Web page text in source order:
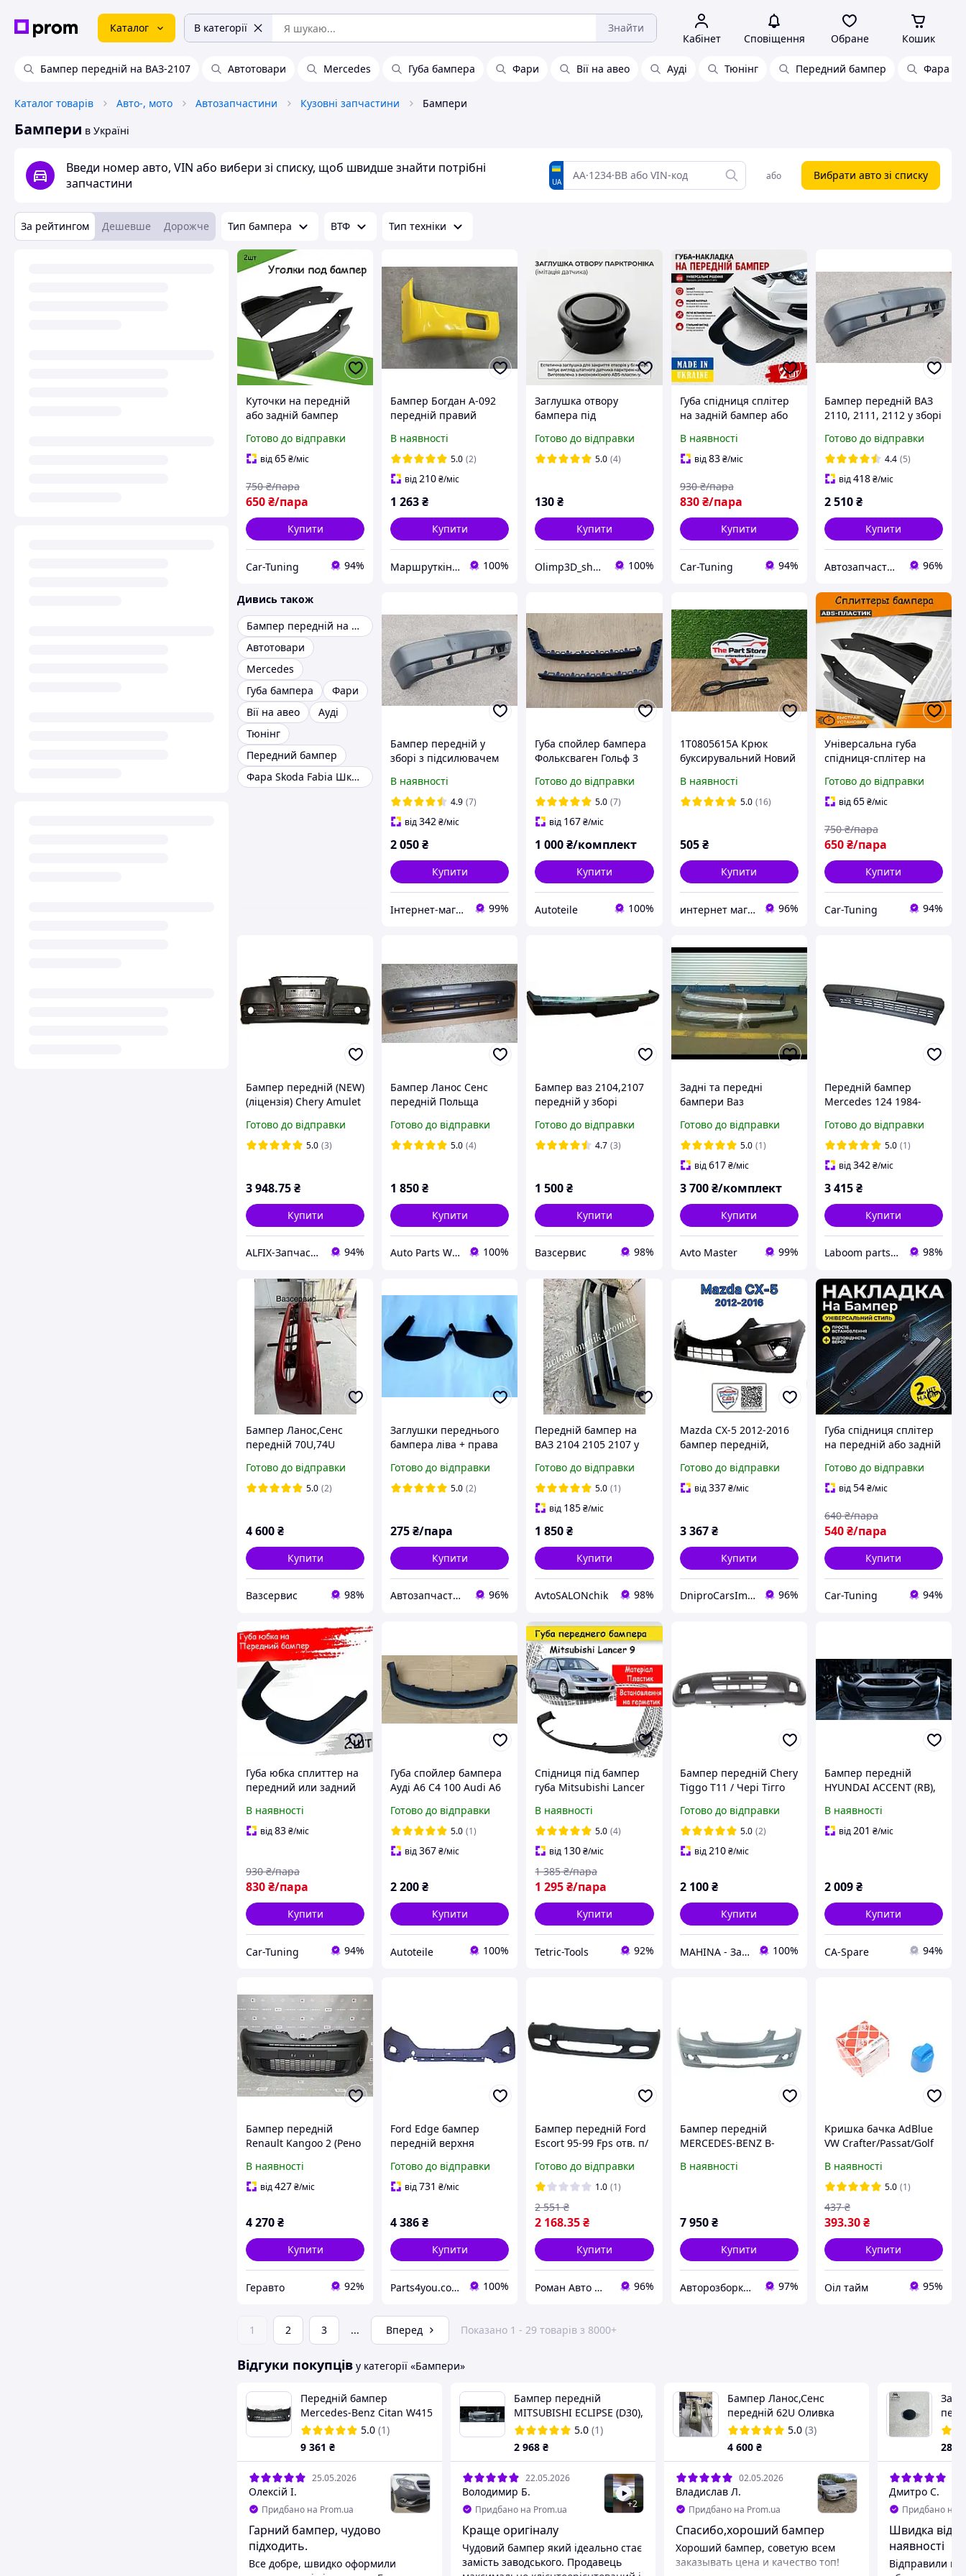
Каталог В категорії Знайти
Кабінет Сповіщення Обране Кошик
Бампер передній на ВАЗ-2107 Автотовари Mercedes Губа бампера Фари Вії на авео Ауді Тюнінг Передний бампер Фара
Каталог товарів Авто-, мото Автозапчастини Кузовні запчастини Бампери
Бампери в Україні
Введи номер авто, VIN або вибери зі списку, щоб швидше знайти потрібні
запчастини
UA або Вибрати авто зі списку
За рейтингом Дешевше Дорожче Тип бампера ВТФ Тип техніки
Куточки на передній
або задній бампер
на його кути, Чорний 2
шт ABS-пластик
Готово до відправки
від65₴/міс
650₴/пара
750 ₴/пара
Купити
Car-Tuning 94%
Бампер Богдан А-092
передній правий
В наявності
5.0 (2)
від210₴/міс
1 263₴
Купити
Маршруткін Дім 100%
Заглушка отвору
бампера під
датчика), чорна
Готово до відправки
5.0 (4)
130₴
Купити
Olimp3D_shop 100%
Губа спідниця сплітер
на задній бампер або
склопластик
В наявності
від83 ₴/міс
830 ₴/пара
930 ₴/пара
Купити
Car-Tuning 94%
Бампер передній ВАЗ
2110, 2111, 2112 у зборі
туманні фари,
нефарбований,
Туреччина, новий
(Lada)
Готово до відправки
4.4 (5)
від418₴/міс
2 510₴
Купити
Автозапчастини adamcompani 96%
Дивись також
Бампер передній на ВАЗ-2107
Автотовари
Mercedes
Губа бампера
Фари
Вії на авео
Ауді
Тюнінг
Передний бампер
Фара Skoda Fabia Шкода Фабія
Бампер передній у
зборі з підсилювачем
Туреччина
НЕФАРБОВАНИЙ
В наявності
4.9 (7)
від342₴/міс
2 050₴
Купити
Інтернет-магазин AVTO запчастини 99%
Губа спойлер бампера
Фольксваген Гольф 3
Готово до відправки
5.0 (7)
від 167₴/міс
1 000₴/комплект
Купити
Autoteile 100%
1T0805615A Крюк
буксирувальний Новий
Октавія А5 2008-2013
В наявності
5.0 (16)
505 ₴
Купити
интернет магазин "Avtorazborka24" 96%
Універсальна губа
спідниця-сплітер на
бампер на його кути,
Чорний, 2 шт., ABS-
Готово до відправки
від65₴/міс
650₴/пара
750 ₴/пара
Купити
Car-Tuning 94%
Бампер передній (NEW)
(ліцензія) Chery Amulet
2803501BC-DQ
Готово до відправки
5.0 (3)
3 948.75₴
Купити
ALFIX-Запчасти 94%
Бампер Ланос Сенс
передній Польща
Daewoo Lanos Sens
новий FSO Poland
Готово до відправки
5.0 (4)
1 850₴
Купити
Auto Parts West UA 100%
Бампер ваз 2104,2107
передній у зборі
Готово до відправки
4.7 (3)
1 500₴
Купити
Вазсервис 98%
Задні та передні
бампери Ваз
паркані із саблів.
Готово до відправки
5.0 (1)
від617 ₴/міс
3 700 ₴/комплект
Купити
Avto Master 99%
Передній бампер
Mercedes 124 1984-
накладкою) (основа
ґрунтована під
фарбування)
Готово до відправки
5.0 (1)
від342 ₴/міс
3 415₴
Купити
Laboom parts 24/7 98%
Бампер Ланос,Сенс
передній 70U,74U
фарбований у колір
авто
Готово до відправки
5.0 (2)
4 600₴
Купити
Вазсервис 98%
Заглушки переднього
бампера ліва + права
(пр.о-НОЗ)
Готово до відправки
5.0 (2)
275₴/пара
Купити
Автозапчастини adamcompani 96%
Передній бампер на
ВАЗ 2104 2105 2107 у
Готово до відправки
5.0 (1)
від 185₴/міс
1 850₴
Купити
AvtoSALONchik 98%
Mazda CX-5 2012-2016
бампер передній,
Готово до відправки
від337 ₴/міс
3 367 ₴
Купити
DniproCarsImport 96%
Губа спідниця сплітер
на передній або задній
Готово до відправки
від54₴/міс
540₴/пара
640 ₴/пара
Купити
Car-Tuning 94%
Губа юбка сплиттер на
передний или задний
стеклопластик
В наявності
від83₴/міс
830₴/пара
930 ₴/пара
Купити
Car-Tuning 94%
Губа спойлер бампера
Ауді А6 С4 100 Audi A6
Готово до відправки
5.0 (1)
від367₴/міс
2 200₴
Купити
Autoteile 100%
Спідниця під бампер
губа Mitsubishi Lancer
передній бампер
склопластик під
фарбування
В наявності
5.0 (4)
від 130₴/міс
1 295₴/пара
1 385 ₴/пара
Купити
Tetric-Tools 92%
Бампер передній Chery
Tiggo T11 / Чері Тігго
Готово до відправки
5.0 (2)
від210 ₴/міс
2 100 ₴
Купити
MAHINA - Запчастини до китайських авто 100%
Бампер передній
HYUNDAI ACCENT (RB),
В наявності
від201 ₴/міс
2 009₴
Купити
CA-Spare 94%
Бампер передній
Renault Kangoo 2 (Рено
620226669R
В наявності
від427₴/міс
4 270₴
Купити
Геравто 92%
Ford Edge бампер
передній верхня
2015-2018
FT4Z17D957CAPTM,
Готово до відправки
від731 ₴/міс
4 386₴
Купити
Parts4you.com.ua - Запчастини на авто із США 100%
Бампер передній Ford
Escort 95-99 Fps отв. п/
Готово до відправки
1.0 (1)
2 168.35₴
2 551 ₴
Купити
Роман Авто Маркет 96%
Бампер передній
MERCEDES-BENZ B-
В наявності
7 950 ₴
Купити
Авторозборка Мерседес 97%
Кришка бачка AdBlue
VW Crafter/Passat/Golf
170909 UA61
В наявності
5.0 (1)
393.30₴
437 ₴
Купити
Оіл тайм 95%
1 2 3 ... Вперед Показано 1 - 29 товарів з 8000+
Відгуки покупців у категорії «Бампери»
Передній бампер
Mercedes-Benz Citan W415
'12- (FPS) A4158850301
5.0 (1)
9 361 ₴
25.05.2026
Олексій І.
Придбано на Prom.ua
Гарний бампер, чудово
підходить.
Все добре, швидко оформили
Бампер передній
MITSUBISHI ECLIPSE (D30),
01.97-12.99 5.0 (1)
2 968 ₴
22.05.2026
Володимир Б.
Придбано на Prom.ua +2
Краще оригіналу
Чудовий бампер який ідеально стає
замість заводського. Продавець
Бампер Ланос,Сенс
передній 62U Оливка
фарбований у колір авто
5.0 (3)
4 600 ₴
02.05.2026
Владислав Л.
Придбано на Prom.ua
Спасибо,хороший бампер
Хороший бампер, советую всем
заказывать цена и качество топ!
285
Дмитро С.
Придбано на
Швидка
наявності
Відправили